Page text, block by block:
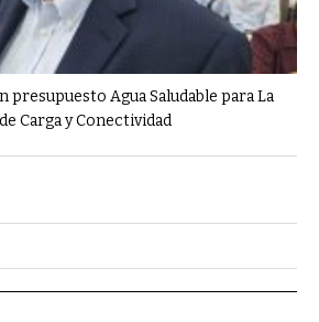
presupuesto Agua Saludable para La
Carga y Conectividad